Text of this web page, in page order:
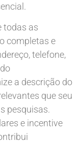
todas as
completas e
telefone,
a descrição do
que seu
pesquisas.
e incentive